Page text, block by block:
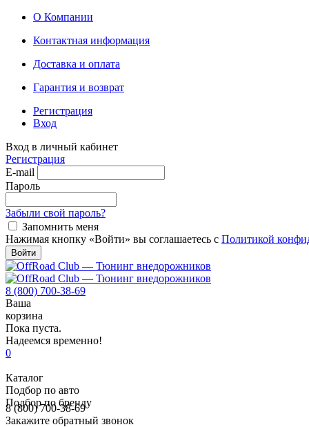
О Компании
Контактная информация
Доставка и оплата
Гарантия и возврат
Регистрация
Вход
Вход в личный кабинет
Регистрация
E-mail
Пароль
Забыли свой пароль?
Запомнить меня
Нажимая кнопку «Войти» вы соглашаетесь с Политикой
Войти
8 (800) 700-38-69
Ваша
корзина
Пока пуста.
Надеемся временно!
0
Каталог
Подбор по авто
Подбор по бренду
8 (800) 700-38-69
Закажите обратный звонок